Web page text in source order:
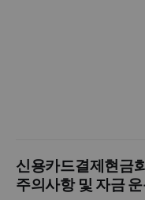
신용카드결제현금
주의사항 및 자금